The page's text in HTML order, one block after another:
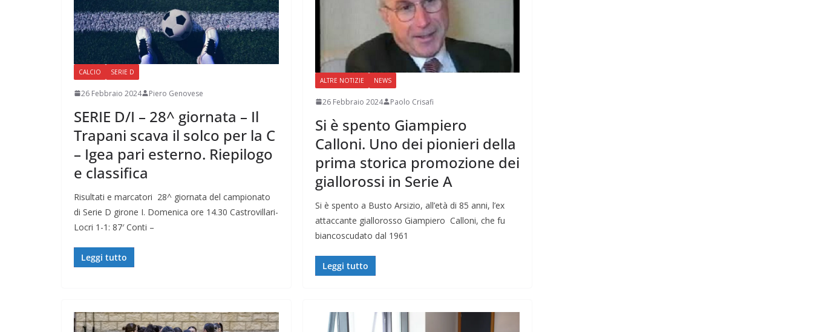
CALCIO SERIE D
26 Febbraio 2024 Piero Genovese
SERIE D/I – 28^ giornata – Il
Trapani scava il solco per la C
– Igea pari esterno. Riepilogo
e classifica
Risultati e marcatori 28^ giornata del campionato
di Serie D girone I. Domenica ore 14.30 Castrovillari-
Locri 1-1: 87′ Conti –
Leggi tutto
ALTRE NOTIZIE NEWS
26 Febbraio 2024 Paolo Crisafi
Si è spento Giampiero
Calloni. Uno dei pionieri della
prima storica promozione dei
giallorossi in Serie A
Si è spento a Busto Arsizio, all’età di 85 anni, l’ex
attaccante giallorosso Giampiero Calloni, che fu
biancoscudato dal 1961
Leggi tutto